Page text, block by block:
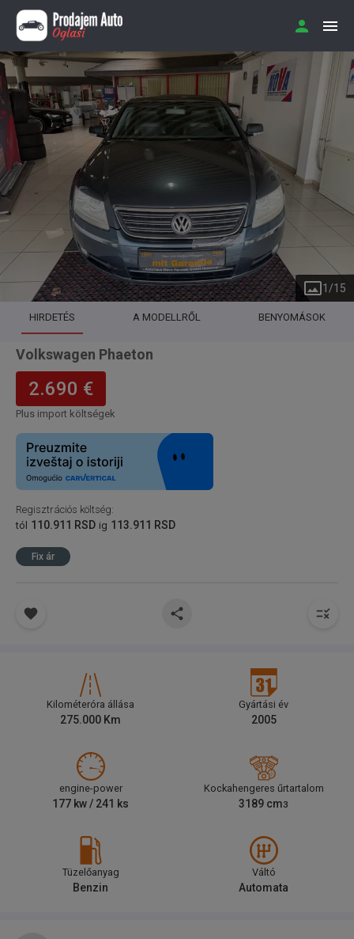
1 /15
HIRDETÉS A MODELLRŐL BENYOMÁSOK
Volkswagen Phaeton
2.690 €
Plus import költségek
Regisztrációs költség:
tól 110.911 RSD ig 113.911 RSD
Fix ár
Kilométeróra állása
275.000 Km
Gyártási év
2005
engine-power
177 kw / 241 ks
Kockahengeres űrtartalom
3189 cm3
Tüzelőanyag
Benzin
Váltó
Automata